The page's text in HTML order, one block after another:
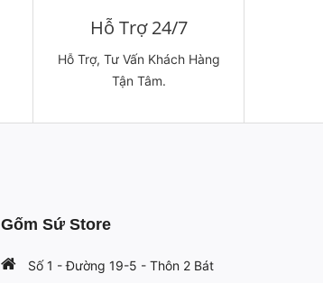
Hỗ Trợ 24/7
Hỗ Trợ, Tư Vấn Khách Hàng
Tận Tâm.
Gốm Sứ Store
Số 1 - Đường 19-5 - Thôn 2 Bát